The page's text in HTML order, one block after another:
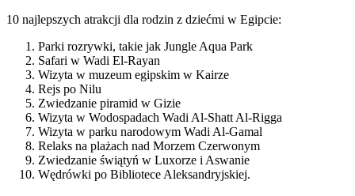
10 najlepszych atrakcji dla rodzin z dziećmi w Egipcie:
Parki rozrywki, takie jak Jungle Aqua Park
Safari w Wadi El-Rayan
Wizyta w muzeum egipskim w Kairze
Rejs po Nilu
Zwiedzanie piramid w Gizie
Wizyta w Wodospadach Wadi Al-Shatt Al-Rigga
Wizyta w parku narodowym Wadi Al-Gamal
Relaks na plażach nad Morzem Czerwonym
Zwiedzanie świątyń w Luxorze i Aswanie
Wędrówki po Bibliotece Aleksandryjskiej.